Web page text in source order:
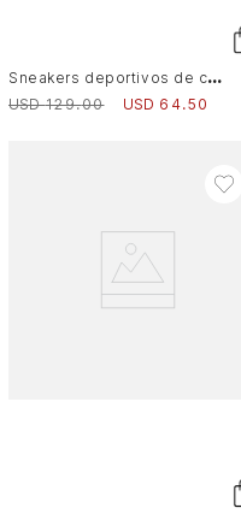
S
neakers deportivos de cuero y malla para hombre Legacy 2
USD 129.00 USD 64.50